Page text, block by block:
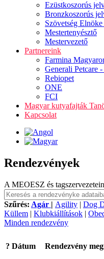
Ezüstkoszorús
Bronzkoszorús
Szövetség
Mestertenyésztő
Mestervezető
Partnereink
Farmina
Generali Petcare
Rebiopet
ONE
FCI
Magyar kutyafajták
Kapcsolat
Rendezvények
A MEOESZ és
Szűrés: Agár | Agility | Dog
Küllem | Klubkiállítások |
Minden rendezvény
? Dátum Rendezvény